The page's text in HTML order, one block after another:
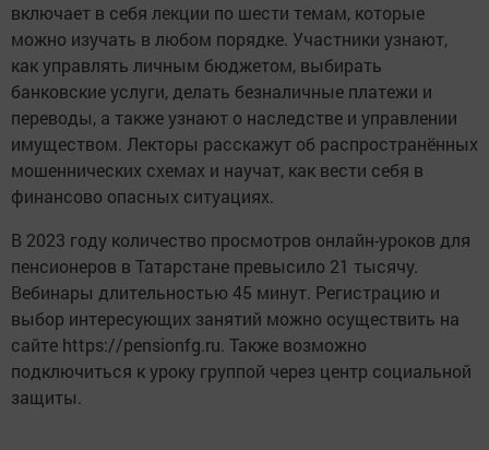
включает в себя лекции по шести темам, которые
можно изучать в любом порядке. Участники узнают,
как управлять личным бюджетом, выбирать
банковские услуги, делать безналичные платежи и
переводы, а также узнают о наследстве и управлении
имуществом. Лекторы расскажут об распространённых
мошеннических схемах и научат, как вести себя в
финансово опасных ситуациях.
В 2023 году количество просмотров онлайн-уроков для
пенсионеров в Татарстане превысило 21 тысячу.
Вебинары длительностью 45 минут. Регистрацию и
выбор интересующих занятий можно осуществить на
сайте https://pensionfg.ru. Также возможно
подключиться к уроку группой через центр социальной
защиты.